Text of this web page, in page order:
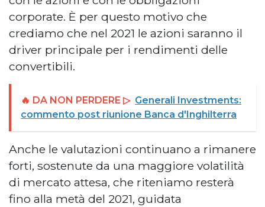
corporate. È per questo motivo che
crediamo che nel 2021 le azioni saranno il
driver principale per i rendimenti delle
convertibili.
🔥 DA NON PERDERE ▷ Generali Investments:
commento post riunione Banca d'Inghilterra
Anche le valutazioni continuano a rimanere
forti, sostenute da una maggiore volatilità
di mercato attesa, che riteniamo resterà
fino alla metà del 2021, guidata